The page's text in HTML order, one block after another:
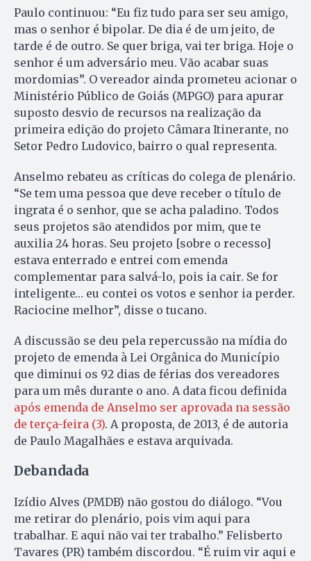
Paulo continuou: “Eu fiz tudo para ser seu amigo,
mas o senhor é bipolar. De dia é de um jeito, de
tarde é de outro. Se quer briga, vai ter briga. Hoje o
senhor é um adversário meu. Vão acabar suas
mordomias”. O vereador ainda prometeu acionar o
Ministério Público de Goiás (MPGO) para apurar
suposto desvio de recursos na realização da
primeira edição do projeto Câmara Itinerante, no
Setor Pedro Ludovico, bairro o qual representa.
Anselmo rebateu as críticas do colega de plenário.
“Se tem uma pessoa que deve receber o título de
ingrata é o senhor, que se acha paladino. Todos
seus projetos são atendidos por mim, que te
auxilia 24 horas. Seu projeto [sobre o recesso]
estava enterrado e entrei com emenda
complementar para salvá-lo, pois ia cair. Se for
inteligente… eu contei os votos e senhor ia perder.
Raciocine melhor”, disse o tucano.
A discussão se deu pela repercussão na mídia do
projeto de emenda à Lei Orgânica do Município
que diminui os 92 dias de férias dos vereadores
para um mês durante o ano. A data ficou definida
após emenda de Anselmo ser aprovada na sessão
de terça-feira (3). A proposta, de 2013, é de autoria
de Paulo Magalhães e estava arquivada.
Debandada
Izídio Alves (PMDB) não gostou do diálogo. “Vou
me retirar do plenário, pois vim aqui para
trabalhar. E aqui não vai ter trabalho.” Felisberto
Tavares (PR) também discordou. “É ruim vir aqui e